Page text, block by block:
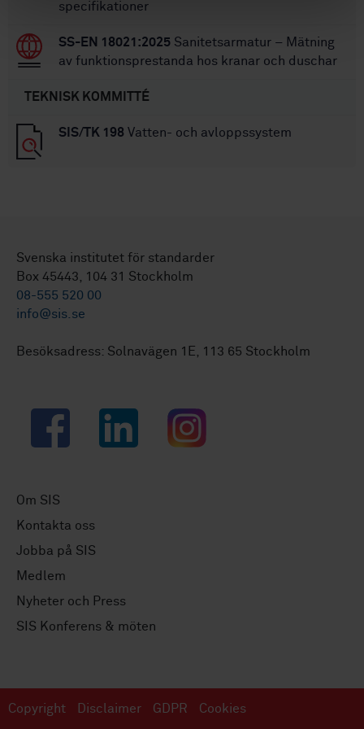
specifikationer
SS-EN 18021:2025 Sanitetsarmatur – Mätning
av funktionsprestanda hos kranar och duschar
TEKNISK KOMMITTÉ
SIS/TK 198 Vatten- och avloppssystem
Svenska institutet för standarder
Box 45443, 104 31 Stockholm
08-555 520 00
info@sis.se
Besöksadress: Solnavägen 1E, 113 65 Stockholm
Facebook LinkedIn Instagram
Om SIS
Kontakta oss
Jobba på SIS
Medlem
Nyheter och Press
SIS Konferens & möten
Copyright Disclaimer GDPR Cookies